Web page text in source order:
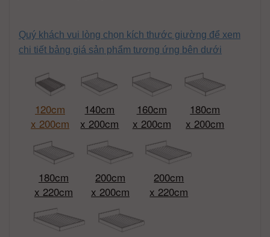
Quý khách vui lòng chọn kích thước giường để xem
chi tiết bảng giá sản phẩm tương ứng bên dưới
120cm
x 200cm
140cm
x 200cm
160cm
x 200cm
180cm
x 200cm
180cm
x 220cm
200cm
x 200cm
200cm
x 220cm